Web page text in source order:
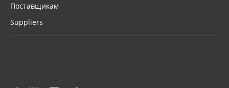
Поставщикам
Suppliers